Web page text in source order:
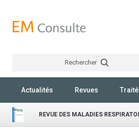
Rechercher
Actualités Revues
REVUE DES MALADIES